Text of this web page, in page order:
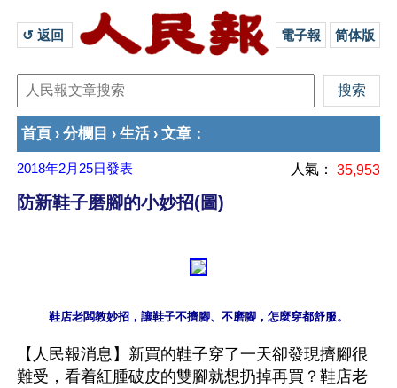
↺ 返回 電子報 简体版
首頁 › 分欄目 › 生活 › 文章 ：
2018年2月25日發表 人氣： 35,953
防新鞋子磨腳的小妙招(圖)
【人民報消息】新買的鞋子穿了一天卻發現擠腳很
難受，看着紅腫破皮的雙腳就想扔掉再買？鞋店老